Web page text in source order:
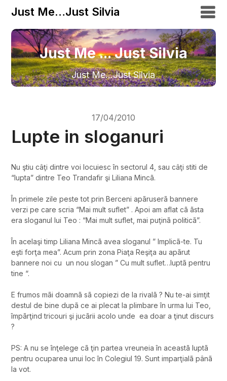
Just Me…Just Silvia
Just Me ... Just Silvia
Just Me…Just Silvia
17/04/2010
Lupte in sloganuri
Nu ştiu câţi dintre voi locuiesc în sectorul 4, sau câţi stiti de
“lupta” dintre Teo Trandafir şi Liliana Mincã.
În primele zile peste tot prin Berceni apãruserã bannere
verzi pe care scria “Mai mult suflet” . Apoi am aflat cã ãsta
era sloganul lui Teo : “Mai mult suflet, mai puţinã politicã”.
În acelaşi timp Liliana Mincã avea sloganul ” Implicã-te. Tu
eşti forţa mea”. Acum prin zona Piaţa Reşiţa au apãrut
bannere noi cu un nou slogan ” Cu mult suflet…luptã pentru
tine “.
E frumos mãi doamnã sã copiezi de la rivalã ? Nu te-ai simţit
destul de bine dupã ce ai plecat la plimbare în urma lui Teo,
împãrţind tricouri şi jucãrii acolo unde ea doar a ţinut discurs
?
PS: A nu se înţelege cã ţin partea vreuneia în aceastã luptã
pentru ocuparea unui loc în Colegiul 19. Sunt imparţialã pânã
la vot.